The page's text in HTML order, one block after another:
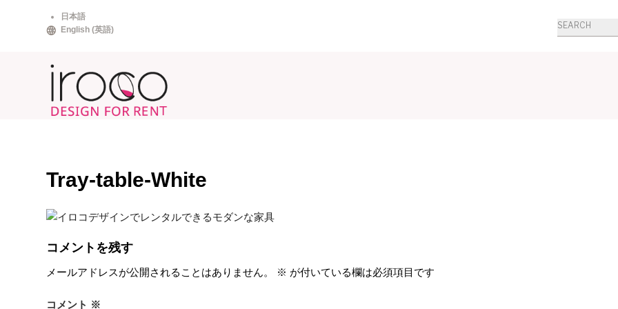
日本語
English (英語)
商
品
検
Tray-table-White
コメントを残す
メールアドレスが公開されることはありません。 ※ が付いている欄は必須項目です
コメント ※